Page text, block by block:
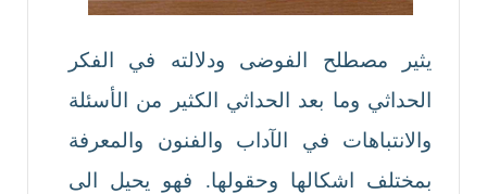
يثير مصطلح الفوضى ودلالته في الفكر
الحداثي وما بعد الحداثي الكثير من الأسئلة
والانتباهات في الآداب والفنون والمعرفة
بمختلف اشكالها وحقولها. فهو يحيل الى